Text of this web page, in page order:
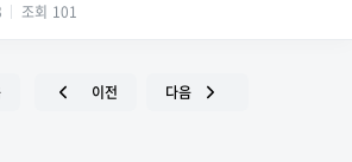
조회 101
이전 다음